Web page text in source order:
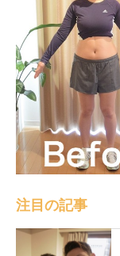
注目の記事